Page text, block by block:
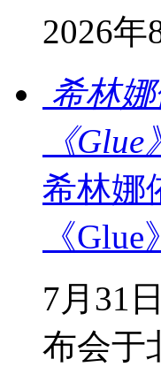
2026年
希林
《
希林娜
《
7月31
布会于